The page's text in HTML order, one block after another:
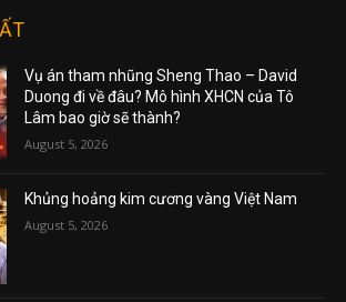
Vụ án tham nhũng Sheng Thao – David
Duong đi về đâu? Mô hình XHCN của Tô
Lâm bao giờ sẽ thành?
August 5, 2026
Khủng hoảng kim cương vàng Việt Nam
August 5, 2026